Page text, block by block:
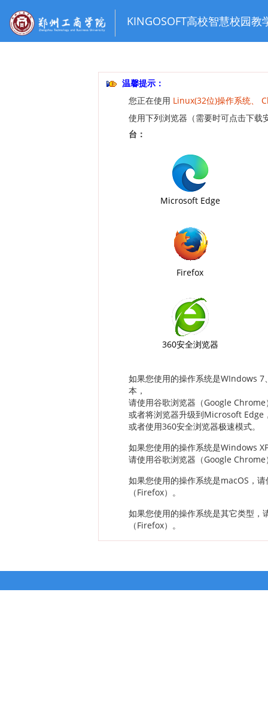
KINGOSOFT高校智慧校园教
温馨提示：
您正在使用 Linux(32位)操作系统、
使用下列浏览器（需要时可点击下载
台 ：
Microsoft Edge
Firefox
360安全浏览器
如果您使用的操作系统是WIndows
本，
请使用谷歌浏览器（Google
或者将浏览器升级到Microsoft
或者使用360安全浏览器极速模式。
如果您使用的操作系统是Windows
请使用谷歌浏览器（Google
如果您使用的操作系统是macOS，
（Firefox）。
如果您使用的操作系统是其它类型
（Firefox）。